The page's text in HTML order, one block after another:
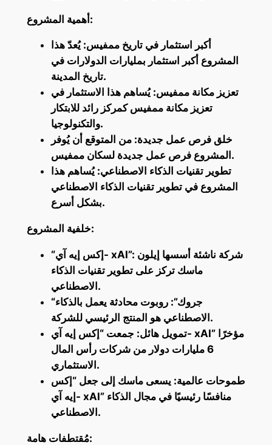
أهمية المشروع:
أكبر استثمار في تاريخ ممفيس: يُعدّ هذا
المشروع أكبر استثمار بمليارات الدولارات في
تاريخ المدينة.
تعزيز مكانة ممفيس: يُساهم هذا الاستثمار في
تعزيز مكانة ممفيس كمركز رائد للابتكار
والتكنولوجيا.
خلق فرص عمل جديدة: من المتوقع أن يُوفر
المشروع فرص عمل جديدة لسكان ممفيس.
تطوير تقنيات الذكاء الاصطناعي: يُساهم هذا
المشروع في تطوير تقنيات الذكاء الاصطناعي
بشكل أسرع.
خلفية المشروع:
“إكس إيه آي- xAI”: شركة ناشئة أسسها إيلون
ماسك تركز على تطوير تقنيات الذكاء
الاصطناعي.
“جروك”: روبوت محادثة يعمل بالذكاء
الاصطناعي هو المنتج الرئيسي للشركة.
تمويل هائل: جمعت “إكس إيه آي- xAI” مؤخرًا
6 مليارات دولار من شركات رأس المال
الاستثماري.
طموحات عالمية: يسعى ماسك إلى جعل “إكس
إيه آي- xAI” منافسًا رئيسيًا في مجال الذكاء
الاصطناعي.
مُقتطفات هامة: